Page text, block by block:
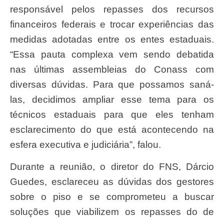
responsável pelos repasses dos recursos
financeiros federais e trocar experiências das
medidas adotadas entre os entes estaduais.
“Essa pauta complexa vem sendo debatida
nas últimas assembleias do Conass com
diversas dúvidas. Para que possamos saná-
las, decidimos ampliar esse tema para os
técnicos estaduais para que eles tenham
esclarecimento do que está acontecendo na
esfera executiva e judiciária”, falou.
Durante a reunião, o diretor do FNS, Dárcio
Guedes, esclareceu as dúvidas dos gestores
sobre o piso e se comprometeu a buscar
soluções que viabilizem os repasses do de